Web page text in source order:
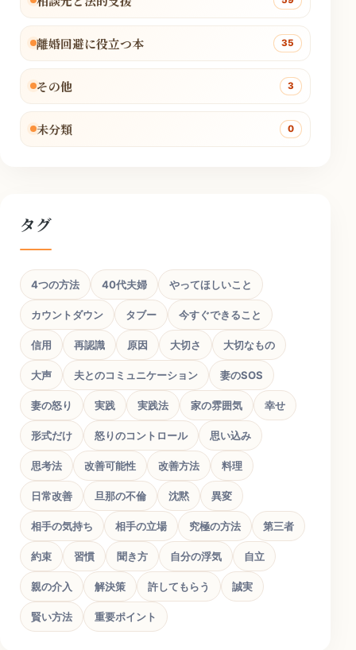
離婚回避に役立つ本 35
その他 3
未分類 0
タグ
4つの方法 40代夫婦 やってほしいこと
カウントダウン タブー 今すぐできること
信用 再認識 原因 大切さ 大切なもの
大声 夫とのコミュニケーション 妻のSOS
妻の怒り 実践 実践法 家の雰囲気 幸せ
形式だけ 怒りのコントロール 思い込み
思考法 改善可能性 改善方法 料理
日常改善 旦那の不倫 沈黙 異変
相手の気持ち 相手の立場 究極の方法 第三者
約束 習慣 聞き方 自分の浮気 自立
親の介入 解決策 許してもらう 誠実
賢い方法 重要ポイント